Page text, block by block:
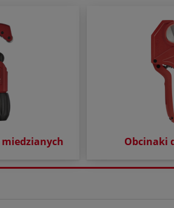
Obcinaki